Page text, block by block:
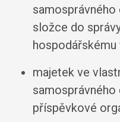
složce do
hospodářskému
majetek ve
samosprávného
příspěvkové